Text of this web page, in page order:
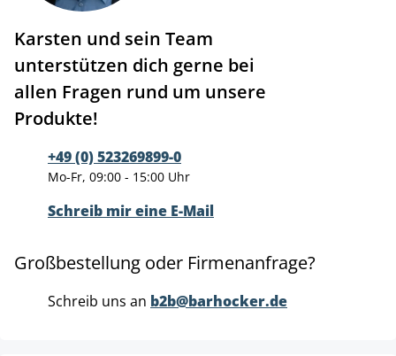
Karsten und sein Team
unterstützen dich gerne bei
allen Fragen rund um unsere
Produkte!
+49 (0) 523269899-0
Mo-Fr, 09:00 - 15:00 Uhr
Schreib mir eine E-Mail
Großbestellung oder Firmenanfrage?
Schreib uns an b2b@barhocker.de